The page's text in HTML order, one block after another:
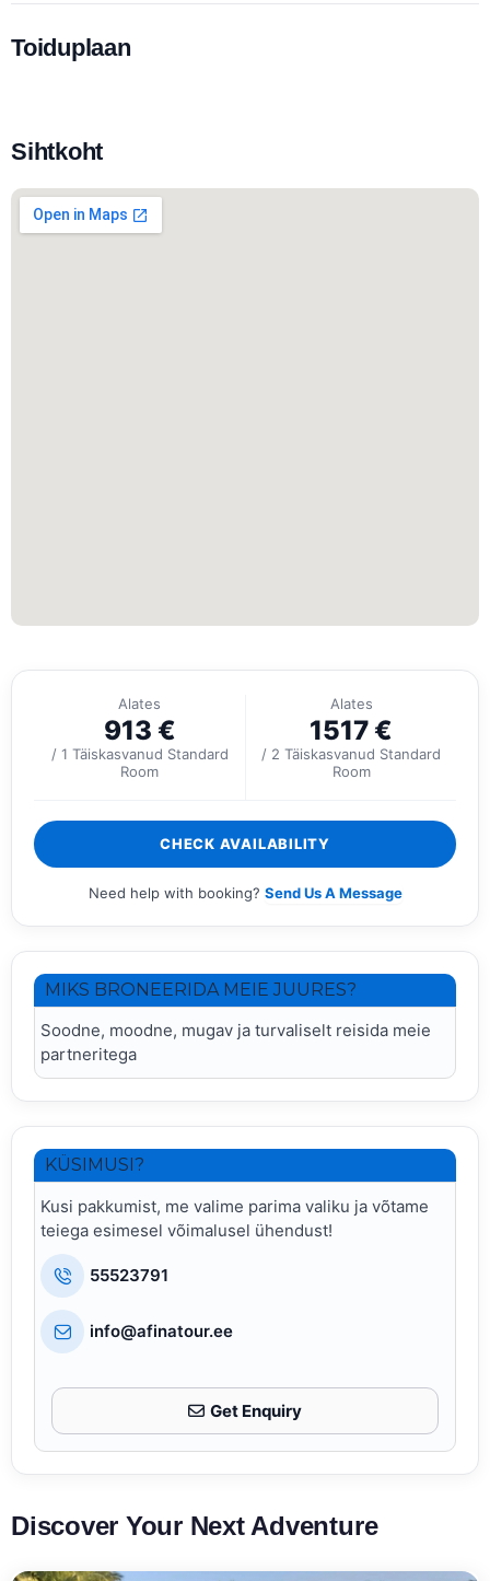
Toiduplaan
Sihtkoht
Alates
913 €
/ 1 Täiskasvanud Standard
Room
Alates
1517 €
/ 2 Täiskasvanud Standard
Room
CHECK AVAILABILITY
Need help with booking? Send Us A Message
MIKS BRONEERIDA MEIE JUURES?
Soodne, moodne, mugav ja turvaliselt reisida meie
partneritega
KÜSIMUSI?
Kusi pakkumist, me valime parima valiku ja võtame
teiega esimesel võimalusel ühendust!
55523791
info@afinatour.ee
Get Enquiry
Discover Your Next Adventure